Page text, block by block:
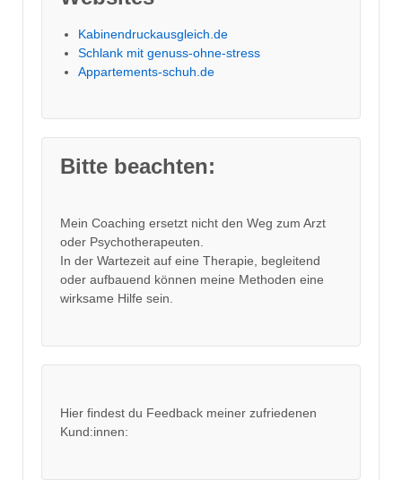
Kabinendruckausgleich.de
Schlank mit genuss-ohne-stress
Appartements-schuh.de
Bitte beachten:
Mein Coaching ersetzt nicht den Weg zum Arzt
oder Psychotherapeuten.
In der Wartezeit auf eine Therapie, begleitend
oder aufbauend können meine Methoden eine
wirksame Hilfe sein.
Hier findest du Feedback meiner zufriedenen
Kund:innen: